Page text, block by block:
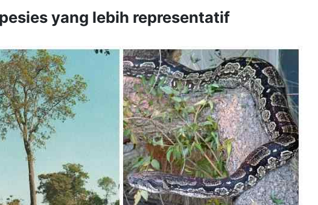
yang lebih representatif